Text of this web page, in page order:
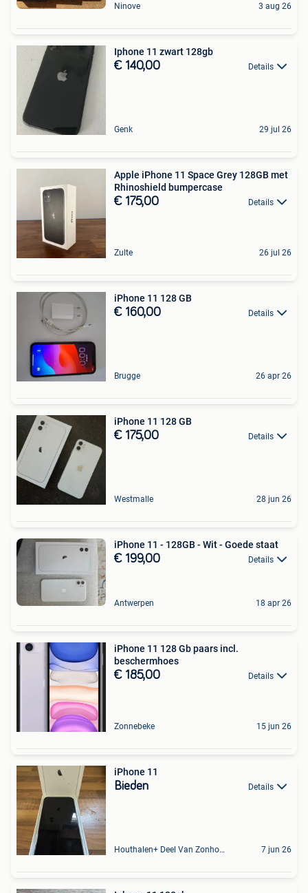
Ninove 3 aug 26
Iphone 11 zwart 128gb
€ 140,00 Details
Genk 29 jul 26
Apple iPhone 11 Space Grey 128GB met
Rhinoshield bumpercase
€ 175,00 Details
Zulte 26 jul 26
iPhone 11 128 GB
€ 160,00 Details
Brugge 26 apr 26
iPhone 11 128 GB
€ 175,00 Details
Westmalle 28 jun 26
iPhone 11 - 128GB - Wit - Goede staat
€ 199,00 Details
Antwerpen 18 apr 26
iPhone 11 128 Gb paars incl.
beschermhoes
€ 185,00 Details
Zonnebeke 15 jun 26
iPhone 11
Bieden Details
Houthalen+ Deel Van Zonhoven En Zolder 7 jun 26